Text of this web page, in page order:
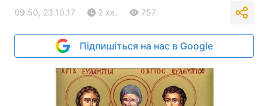
09:50, 23.10.17 2 хв. 757
Підпишіться на нас в Google